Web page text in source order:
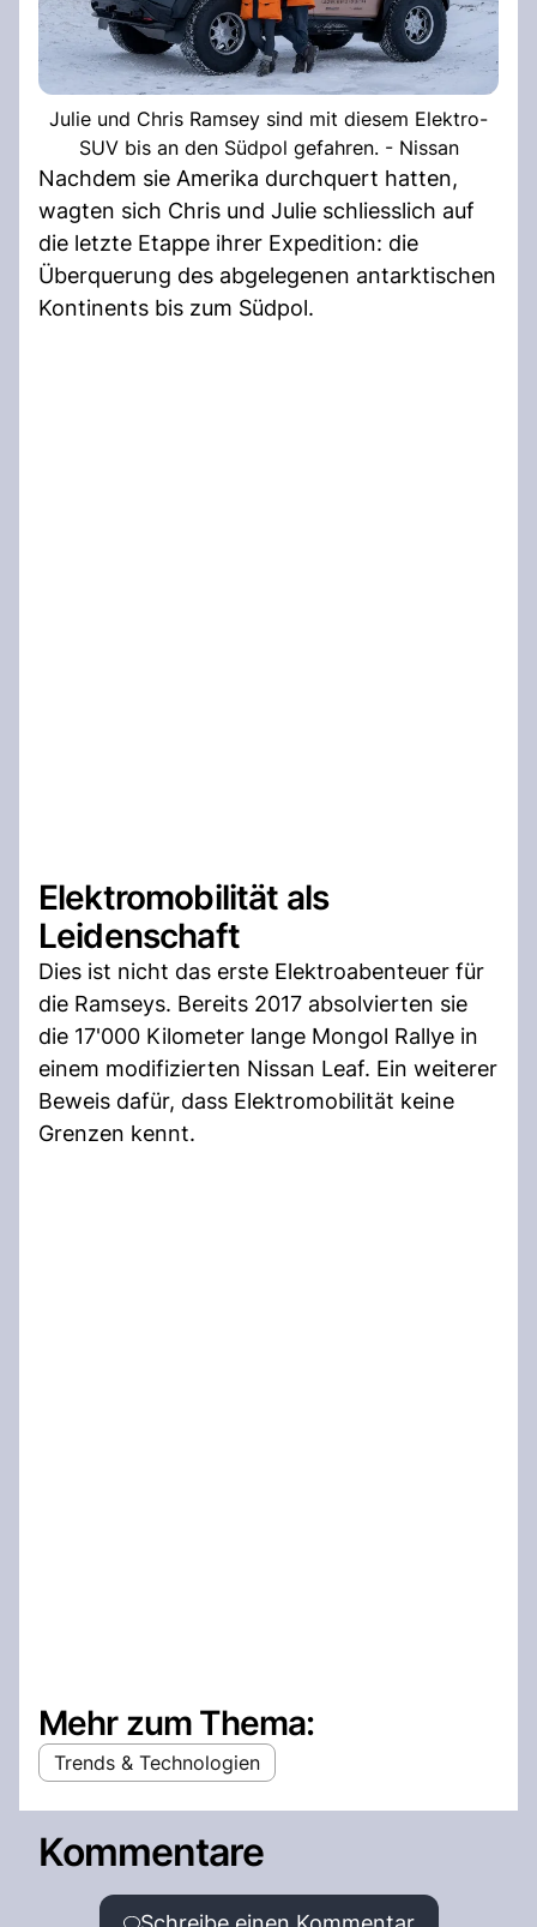
Julie und Chris Ramsey sind mit diesem Elektro-
SUV bis an den Südpol gefahren. - Nissan
Nachdem sie Amerika durchquert hatten,
wagten sich Chris und Julie schliesslich auf
die letzte Etappe ihrer Expedition: die
Überquerung des abgelegenen antarktischen
Kontinents bis zum Südpol.
Elektromobilität als
Leidenschaft
Dies ist nicht das erste Elektroabenteuer für
die Ramseys. Bereits 2017 absolvierten sie
die 17'000 Kilometer lange Mongol Rallye in
einem modifizierten Nissan Leaf. Ein weiterer
Beweis dafür, dass Elektromobilität keine
Grenzen kennt.
Mehr zum Thema:
Trends & Technologien
Kommentare